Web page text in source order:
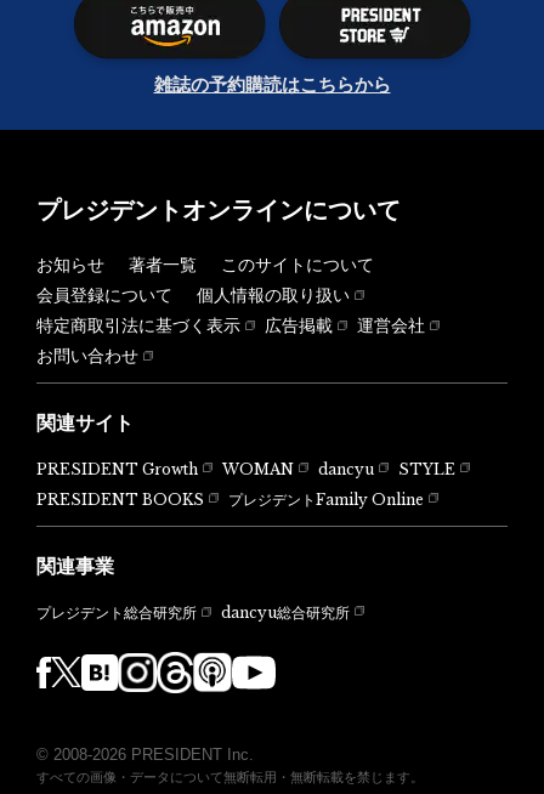
雑誌の予約購読はこちらから
プレジデントオンラインについて
お知らせ 著者一覧
このサイトについて
会員登録について
個人情報の取り扱い
特定商取引法に基づく表示
広告掲載
運営会社
お問い合わせ
関連サイト
PRESIDENT Growth WOMAN dancyu
STYLE
PRESIDENT BOOKS
プレジデントFamily Online
関連事業
プレジデント総合研究所 dancyu総合研究所
© 2008-2026 PRESIDENT Inc.
すべての画像・データについて無断転用・無断転載を禁じます。